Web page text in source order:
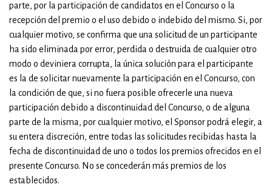
parte, por la participación de candidatos en el Concurso o la
recepción del premio o el uso debido o indebido del mismo. Si, por
cualquier motivo, se confirma que una solicitud de un participante
ha sido eliminada por error, perdida o destruida de cualquier otro
modo o deviniera corrupta, la única solución para el participante
es la de solicitar nuevamente la participación en el Concurso, con
la condición de que, si no fuera posible ofrecerle una nueva
participación debido a discontinuidad del Concurso, o de alguna
parte de la misma, por cualquier motivo, el Sponsor podrá elegir, a
su entera discreción, entre todas las solicitudes recibidas hasta la
fecha de discontinuidad de uno o todos los premios ofrecidos en el
presente Concurso. No se concederán más premios de los
establecidos.